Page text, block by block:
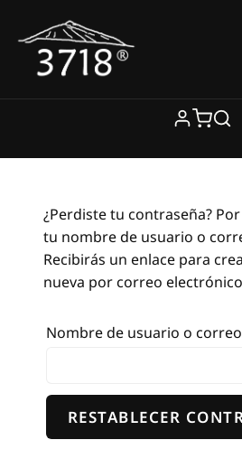
contenido
¿Perdiste tu contraseña?
tu nombre de usuario o
Recibirás un enlace para
nueva por correo
Nombre de usuario o
RESTABLECER